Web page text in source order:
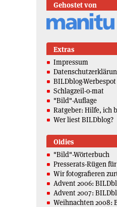
Gehostet von
Extras
Impressum
BILDblog-Werbespot
Schlagzeil-o-mat
"Bild"-Auflage
Ratgeber: Hilfe, ich
Wer liest BILDblog?
Oldies
"Bild"-Wörterbuch
Presserats-Rügen
Wir fotografieren
Advent 2006:
Advent 2007:
Weihnachten 2008: